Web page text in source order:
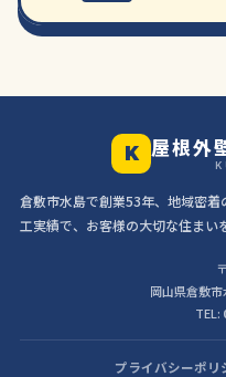
K 屋根外
倉敷市水島で創業53年、地域密
工実績で、お客様の大切な住まい
岡山県倉敷
TEL:
プライバシーポリ